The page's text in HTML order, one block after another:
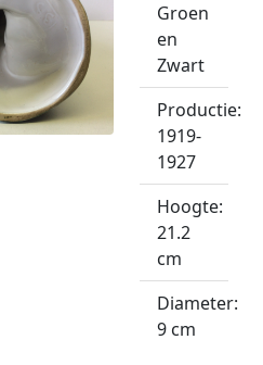
Groen
en
Zwart
Productie:
1919-
1927
Hoogte:
21.2
cm
Diameter:
9 cm